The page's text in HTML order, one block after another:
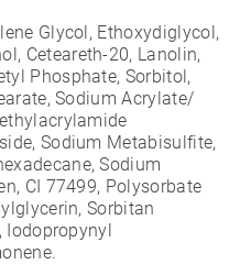
Glycol, Ethoxydiglycol,
Ceteareth-20, Lanolin,
Phosphate, Sorbitol,
Sodium Acrylate/
Sodium Metabisulfite,
Sodium
CI 77499, Polysorbate
Sorbitan
Iodopropynyl